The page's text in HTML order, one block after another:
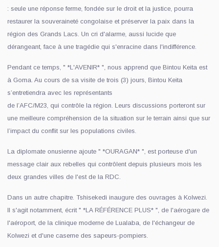
: seule une réponse ferme, fondée sur le droit et la justice, pourra
restaurer la souveraineté congolaise et préserver la paix dans la
région des Grands Lacs. Un cri d'alarme, aussi lucide que
dérangeant, face à une tragédie qui s'enracine dans l'indifférence.
Pendant ce temps, " *L'AVENIR* ", nous apprend que Bintou Keita est
à Goma. Au cours de sa visite de trois (3) jours, Bintou Keita
s’entretiendra avec les représentants
de l’AFC/M23, qui contrôle la région. Leurs discussions porteront sur
une meilleure compréhension de la situation sur le terrain ainsi que sur
l’impact du conflit sur les populations civiles.
La diplomate onusienne ajoute " *OURAGAN* ", est porteuse d'un
message clair aux rebelles qui contrôlent depuis plusieurs mois les
deux grandes villes de l'est de la RDC.
Dans un autre chapitre. Tshisekedi inaugure des ouvrages à Kolwezi.
Il s'agit notamment, écrit " *LA RÉFÉRENCE PLUS* ", de l'aérogare de
l'aéroport, de la clinique moderne de Lualaba, de l'échangeur de
Kolwezi et d'une caserne des sapeurs-pompiers.